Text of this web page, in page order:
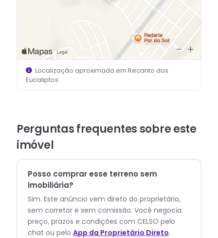
Localização aproximada em Recanto dos
Eucaliptos.
Perguntas frequentes sobre este
imóvel
Posso comprar esse terreno sem
imobiliária?
Sim. Este anúncio vem direto do proprietário,
sem corretor e sem comissão. Você negocia
preço, prazos e condições com CELSO pelo
chat ou pelo App da Proprietário Direto.